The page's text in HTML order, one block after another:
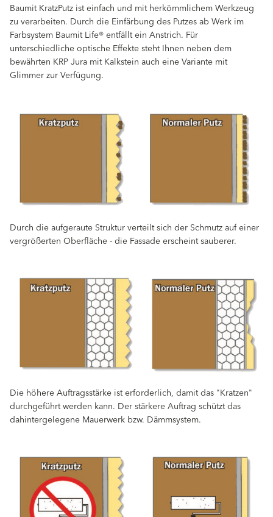
Baumit KratzPutz ist einfach und mit herkömmlichem Werkzeug
zu verarbeiten. Durch die Einfärbung des Putzes ab Werk im
Farbsystem Baumit Life® entfällt ein Anstrich. Für
unterschiedliche optische Effekte steht Ihnen neben dem
bewährten KRP Jura mit Kalkstein auch eine Variante mit
Glimmer zur Verfügung.
Durch die aufgeraute Struktur verteilt sich der Schmutz auf einer
vergrößerten Oberfläche - die Fassade erscheint sauberer.
Die höhere Auftragsstärke ist erforderlich, damit das "Kratzen"
durchgeführt werden kann. Der stärkere Auftrag schützt das
dahintergelegene Mauerwerk bzw. Dämmsystem.